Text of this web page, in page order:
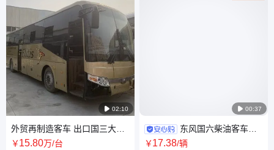
 02:10
外贸再制造客车 出口国三大泵
大巴 非洲右舵改制 推拉窗 发动
￥15.80万/台
 00:37
东风国六柴油客车
6MT变速箱 100马力 长途客运
￥17.38/辆